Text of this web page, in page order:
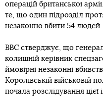
операцій британської
те, що один підрозділ
незаконно вбити 54 людей.
BBC стверджує, що
колишній керівник
ймовірні незаконні
Королівській військовій
почала розслідування цієї